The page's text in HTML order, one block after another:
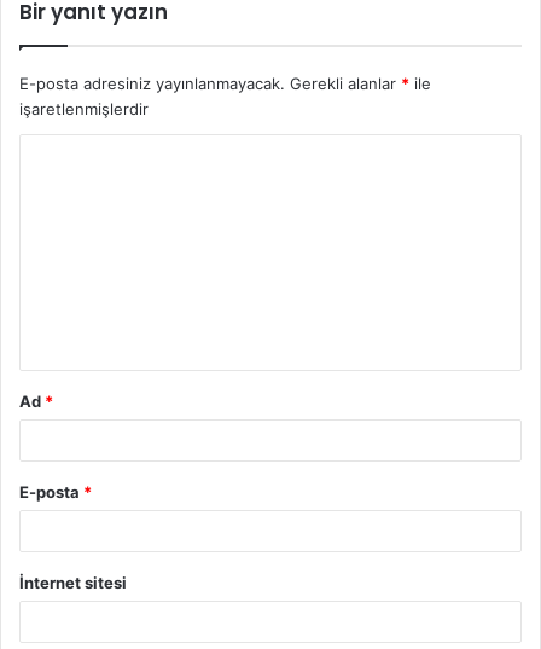
Bir yanıt yazın
E-posta adresiniz yayınlanmayacak. Gerekli alanlar * ile
işaretlenmişlerdir
Ad *
E-posta *
İnternet sitesi